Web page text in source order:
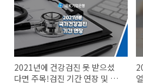
2021년에 건강검진 못 받으셨
다면 주목!검진 기간 연장 및 신